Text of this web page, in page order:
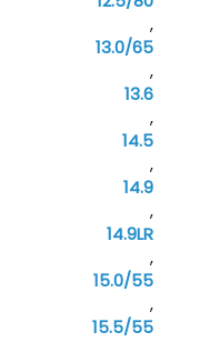
,
13.0/65
,
13.6
,
14.5
,
14.9
,
14.9LR
,
15.0/55
,
15.5/55